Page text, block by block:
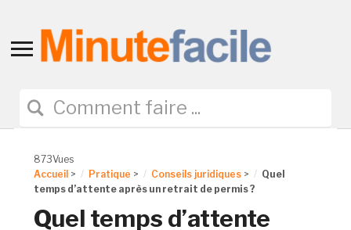
Toggle
navigation
873Vues
Accueil > Pratique > Conseils juridiques >
Quel
temps d’attente après un retrait de permis ?
Quel temps d’attente